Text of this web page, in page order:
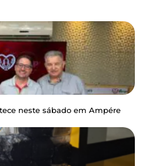
neste sábado em Ampére